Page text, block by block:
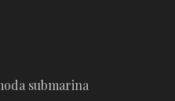
submarina